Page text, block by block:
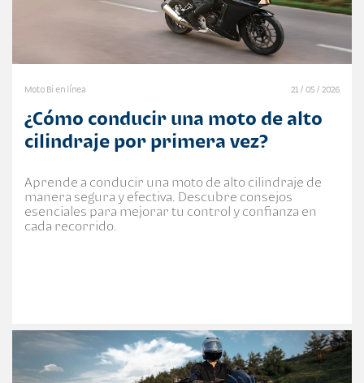
Moto Bi en línea 21 / 05 / 2026
¿Cómo conducir una moto de alto
cilindraje por primera vez?
Aprende a conducir una moto de alto cilindraje de
manera segura y efectiva. Descubre consejos
esenciales para mejorar tu control y confianza en
cada recorrido.